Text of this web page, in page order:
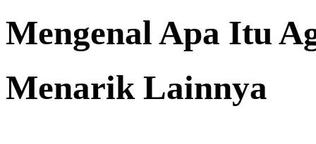
Mengenal Apa Itu
Menarik Lainnya